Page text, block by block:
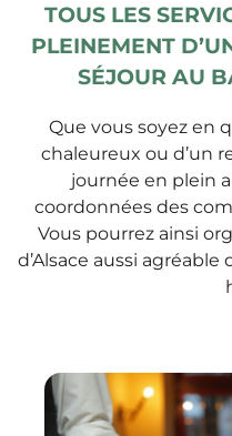
TOUS LES
PLEINEMENT
SÉJOUR AU
Que vous soyez en
chaleureux ou d’un
journée en plein
coordonnées des
Vous pourrez ainsi
d’Alsace aussi